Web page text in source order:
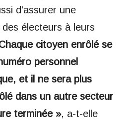
d’assurer une
électeurs à leurs
citoyen enrôlé se
personnel
et il ne sera plus
dans un autre secteur
terminée », a-t-elle